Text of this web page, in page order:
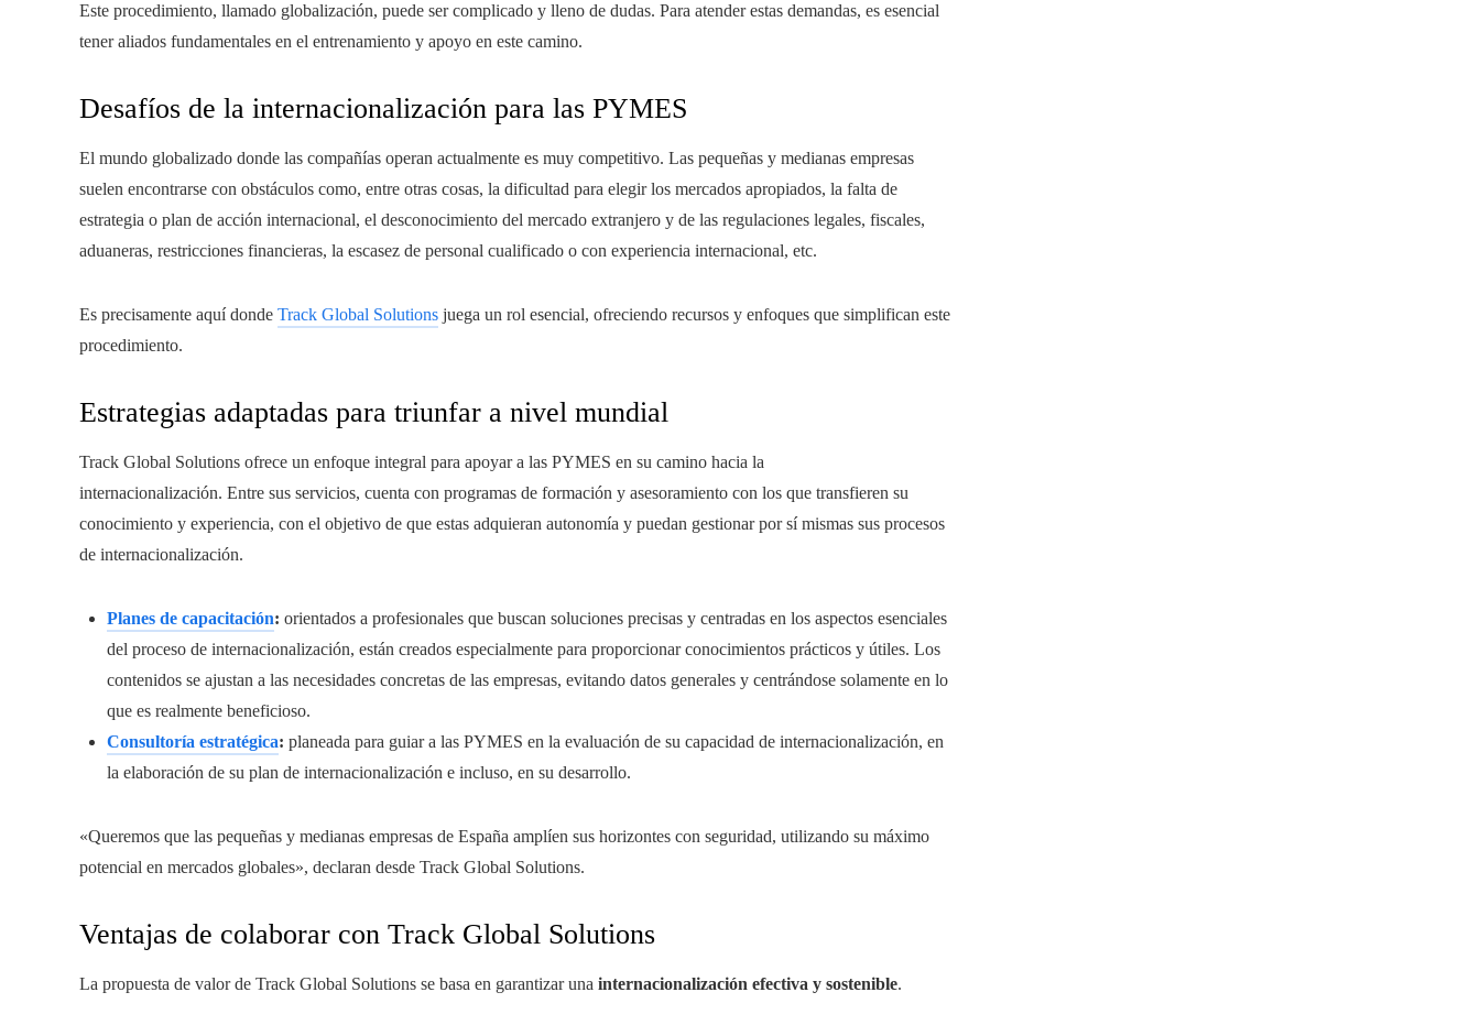
Este procedimiento, llamado globalización, puede ser complicado y lleno de dudas. Para atender estas demandas, es esencial
tener aliados fundamentales en el entrenamiento y apoyo en este camino.
Desafíos de la internacionalización para las PYMES
El mundo globalizado donde las compañías operan actualmente es muy competitivo. Las pequeñas y medianas empresas
suelen encontrarse con obstáculos como, entre otras cosas, la dificultad para elegir los mercados apropiados, la falta de
estrategia o plan de acción internacional, el desconocimiento del mercado extranjero y de las regulaciones legales, fiscales,
aduaneras, restricciones financieras, la escasez de personal cualificado o con experiencia internacional, etc.
Es precisamente aquí donde Track Global Solutions juega un rol esencial, ofreciendo recursos y enfoques que simplifican este
procedimiento.
Estrategias adaptadas para triunfar a nivel mundial
Track Global Solutions ofrece un enfoque integral para apoyar a las PYMES en su camino hacia la
internacionalización. Entre sus servicios, cuenta con programas de formación y asesoramiento con los que transfieren su
conocimiento y experiencia, con el objetivo de que estas adquieran autonomía y puedan gestionar por sí mismas sus procesos
de internacionalización.
Planes de capacitación: orientados a profesionales que buscan soluciones precisas y centradas en los aspectos esenciales
del proceso de internacionalización, están creados especialmente para proporcionar conocimientos prácticos y útiles. Los
contenidos se ajustan a las necesidades concretas de las empresas, evitando datos generales y centrándose solamente en lo
que es realmente beneficioso.
Consultoría estratégica: planeada para guiar a las PYMES en la evaluación de su capacidad de internacionalización, en
la elaboración de su plan de internacionalización e incluso, en su desarrollo.
«Queremos que las pequeñas y medianas empresas de España amplíen sus horizontes con seguridad, utilizando su máximo
potencial en mercados globales», declaran desde Track Global Solutions.
Ventajas de colaborar con Track Global Solutions
La propuesta de valor de Track Global Solutions se basa en garantizar una internacionalización efectiva y sostenible.